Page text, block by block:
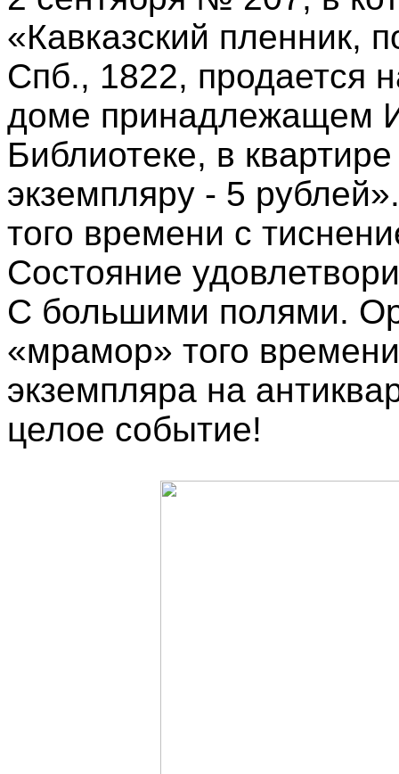
«Кавказский пленник,
Спб., 1822, продается
доме принадлежащем
Библиотеке, в
экземпляру - 5
того времени с
Состояние
С большими полями.
«мрамор» того
экземпляра на
целое событие!